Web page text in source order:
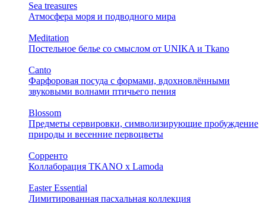
Sea treasures
Атмосфера моря и подводного мира
Meditation
Постельное белье со смыслом от UNIKA и Tkano
Canto
Фарфоровая посуда с формами, вдохновлёнными
звуковыми волнами птичьего пения
Blossom
Предметы сервировки, символизирующие пробуждение
природы и весенние первоцветы
Сорренто
Коллаборация TKANO х Lamoda
Easter Essential
Лимитированная пасхальная коллекция